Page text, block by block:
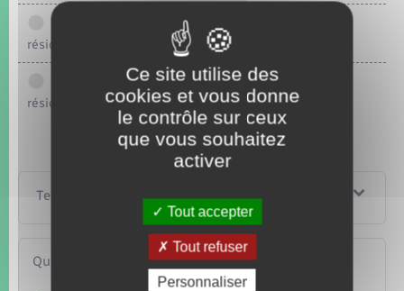
Vous résidez depuis 5 ans avec un certificat de
résidence "vie privée et familiale"
Vous résidez depuis 3 ans avec un certificat de
résidence d'1 an
Textes de référence
Questions ? Réponses !
Ce site utilise des
cookies et vous donne
le contrôle sur ceux
que vous souhaitez
activer
Tout accepter
Tout refuser
Personnaliser